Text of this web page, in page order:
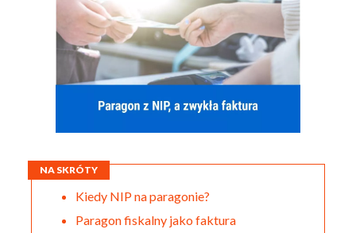
NA SKRÓTY
Kiedy NIP na paragonie?
Paragon fiskalny jako faktura